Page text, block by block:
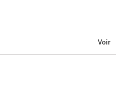
Voir